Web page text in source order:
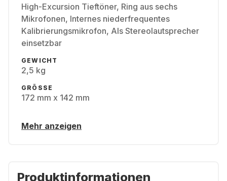
High-Excursion Tieftöner, Ring aus sechs
Mikrofonen, Internes niederfrequentes
Kalibrierungsmikrofon, Als Stereolautsprecher
einsetzbar
GEWICHT
2,5 kg
GRÖSSE
172 mm x 142 mm
Mehr anzeigen
Produktinformationen